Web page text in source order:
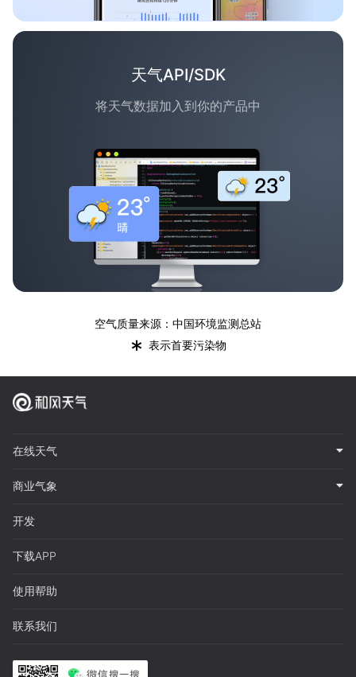
天气API/SDK
将天气数据加入到你的产品中
空气质量来源：中国环境监测总站
* 表示首要污染物
在线天气
商业气象
开发
下载APP
使用帮助
联系我们